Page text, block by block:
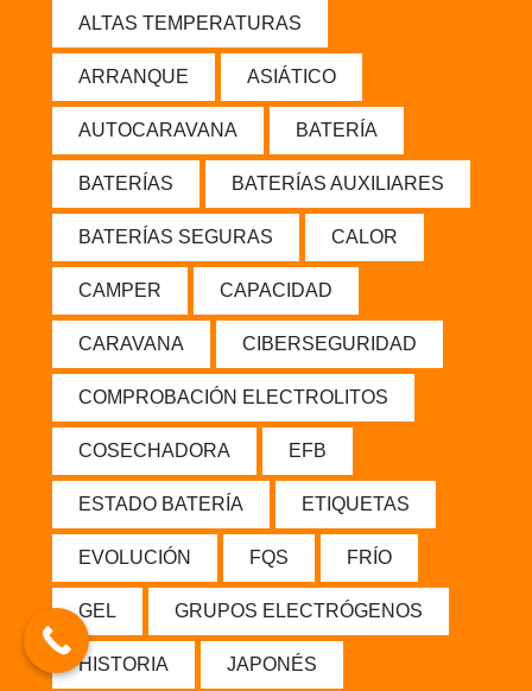
ALTAS TEMPERATURAS
ARRANQUE ASIÁTICO
AUTOCARAVANA BATERÍA
BATERÍAS BATERÍAS AUXILIARES
BATERÍAS SEGURAS CALOR
CAMPER CAPACIDAD
CARAVANA CIBERSEGURIDAD
COMPROBACIÓN ELECTROLITOS
COSECHADORA EFB
ESTADO BATERÍA ETIQUETAS
EVOLUCIÓN FQS FRÍO
GEL GRUPOS ELECTRÓGENOS
HISTORIA JAPONÉS